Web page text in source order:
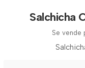
Salchicha
Se vende